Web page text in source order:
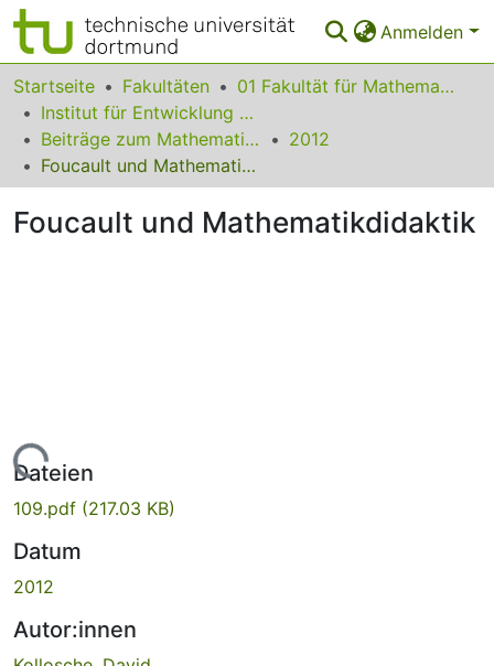
Anmelden
Bereiche & Sammlungen
Das gesamte Repositorium
Statistiken
FAQ
Startseite Fakultäten
01 Fakultät für Mathematik
Institut für Entwicklung und Erforschung des Mathematikunterrichts
Beiträge zum Mathematikunterricht
2012
Foucault und Mathematikdidaktik
Foucault und Mathematikdidaktik
Lade...
Dateien
109.pdf (217.03 KB)
Datum
2012
Autor:innen